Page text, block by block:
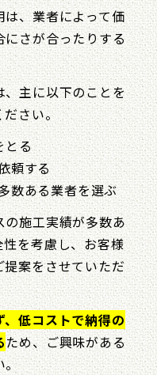
、業者によって価
さが合ったりする
主に以下のことを
ださい。
とる
頼する
数ある業者を選ぶ
施工実績が多数あ
を考慮し、お客様
案をさせていただ
低コストで納得の
ため、ご興味がある
。